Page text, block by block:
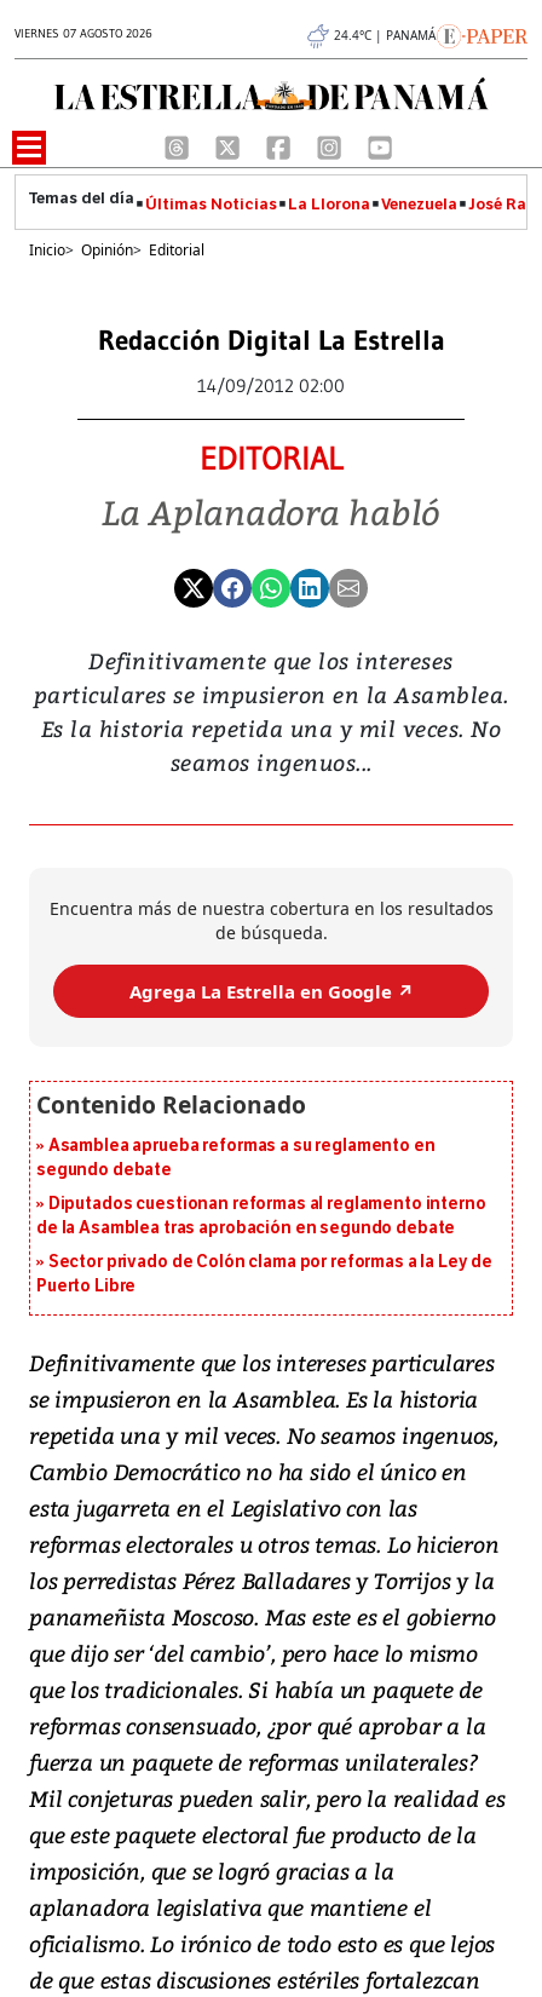
VIERNES 07 AGOSTO 2026 24.4°C | PANAMÁ
Últimas Noticias La Llorona Venezuela José
Inicio> Opinión> Editorial
Redacción Digital La Estrella
14/09/2012 02:00
EDITORIAL
La Aplanadora habló
Definitivamente que los intereses
particulares se impusieron en la Asamblea.
Es la historia repetida una y mil veces. No
seamos ingenuos...
Encuentra más de nuestra cobertura en los resultados
de búsqueda.
Agrega La Estrella en Google ↗️
Asamblea aprueba reformas a su reglamento en
segundo debate
Diputados cuestionan reformas al reglamento interno
de la Asamblea tras aprobación en segundo debate
Sector privado de Colón clama por reformas a la Ley de
Puerto Libre
Definitivamente que los intereses particulares
se impusieron en la Asamblea. Es la historia
repetida una y mil veces. No seamos ingenuos,
Cambio Democrático no ha sido el único en
esta jugarreta en el Legislativo con las
reformas electorales u otros temas. Lo hicieron
los perredistas Pérez Balladares y Torrijos y la
panameñista Moscoso. Mas este es el gobierno
que dijo ser ‘del cambio’, pero hace lo mismo
que los tradicionales. Si había un paquete de
reformas consensuado, ¿por qué aprobar a la
fuerza un paquete de reformas unilaterales?
Mil conjeturas pueden salir, pero la realidad es
que este paquete electoral fue producto de la
imposición, que se logró gracias a la
aplanadora legislativa que mantiene el
oficialismo. Lo irónico de todo esto es que lejos
de que estas discusiones estériles fortalezcan